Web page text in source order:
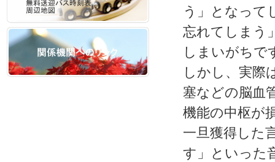
う」となって
忘れてしまう
しまいがちで
しかし、実際
塞などの脳血
機能の中枢が
一旦獲得した
す」といった